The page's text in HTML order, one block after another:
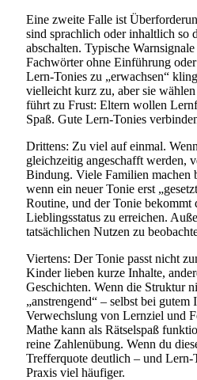
Eine zweite Falle ist
sind sprachlich oder inhaltlich so
abschalten. Typische
Fachwörter ohne Einführung
Lern-Tonies zu „erwachsen“
vielleicht kurz zu, aber sie
führt zu Frust: Eltern wollen
Spaß. Gute Lern-Tonies
Drittens: Zu viel auf einmal.
gleichzeitig angeschafft werden,
Bindung. Viele Familien machen
wenn ein neuer Tonie erst
Routine, und der Tonie bekommt
Lieblingsstatus zu erreichen.
tatsächlichen Nutzen zu
Viertens: Der Tonie passt nicht
Kinder lieben kurze Inhalte,
Geschichten. Wenn die Struktur
„anstrengend“ – selbst bei
Verwechslung von Lernziel und
Mathe kann als Rätselspaß
reine Zahlenübung. Wenn du
Trefferquote deutlich – und Lern-
Praxis viel häufiger.